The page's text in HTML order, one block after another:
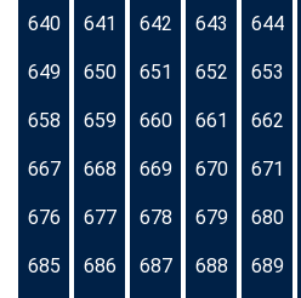
640 641 642 643 644
649 650 651 652 653
658 659 660 661 662
667 668 669 670 671
676 677 678 679 680
685 686 687 688 689